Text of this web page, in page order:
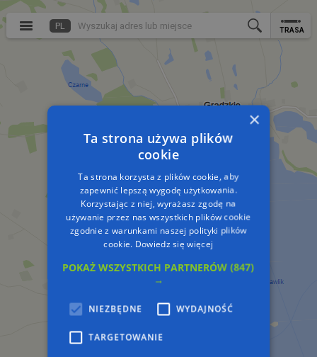
PL TRASA
×
Ta strona używa plików
cookie
Ta strona korzysta z plików cookie, aby
zapewnić lepszą wygodę użytkowania.
Korzystając z niej, wyrażasz zgodę na
używanie przez nas wszystkich plików cookie
zgodnie z warunkami naszej polityki plików
cookie. Dowiedz się więcej
POKAŻ WSZYSTKICH PARTNERÓW(847)
→
NIEZBĘDNE WYDAJNOŚĆ
TARGETOWANIE